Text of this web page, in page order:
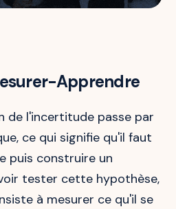
Apprendre
de l'incertitude passe par
ce qui signifie qu'il faut
puis construire un
tester cette hypothèse,
à mesurer ce qu'il se